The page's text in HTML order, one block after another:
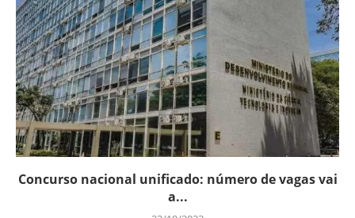
Concurso nacional unificado: número de vagas vai
a...